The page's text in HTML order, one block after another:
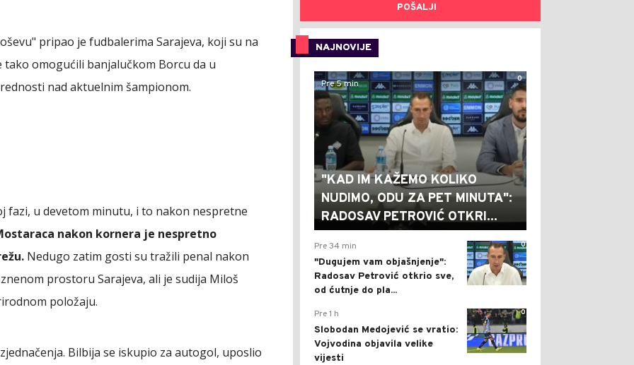
pripao je fudbalerima Sarajeva, koji su na
tako omogućili banjalučkom Borcu da u
nad aktuelnim šampionom.
fazi, u devetom minutu, i to nakon nespretne
nakon kornera je nespretno
Nedugo zatim gosti su tražili penal nakon
prostoru Sarajeva, ali je sudija Miloš
položaju.
Bilbija se iskupio za autogol, uposlio
POŠALJI
NAJNOVIJE
0
Pre 5 min
"KAD IM KAŽEMO KOLIKO
NUDIMO, ODU ZA PET MINUTA":
RADOSAV PETROVIĆ OTKRI...
0
Pre 34 min
"Dugujem vam objašnjenje":
Radosav Petrović otkrio sve,
od ćutnje do pla...
0
Pre 1 h
Slobodan Medojević se vratio:
Vojvodina objavila velike
vijesti